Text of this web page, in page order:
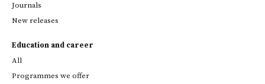
Journals
New releases
Education and career
All
Programmes we offer